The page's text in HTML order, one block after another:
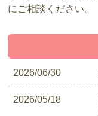
にご相談ください。
2026/06/30
2026/05/18